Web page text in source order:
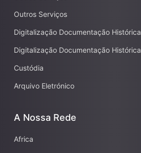
Outros Serviços
Digitalização Documentação Histórica
Digitalização Documentação Histórica
Custódia
Arquivo Eletrónico
A Nossa Rede
Africa